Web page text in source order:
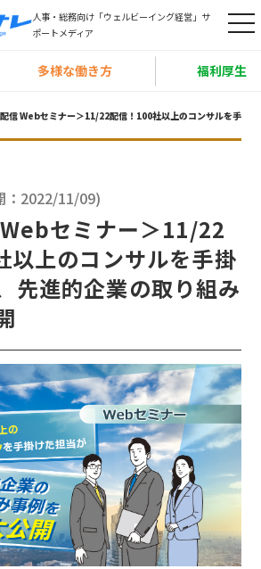
人事・総務向け「ウェルビーイング経営」サ
ポートメディア
t
g
l
i
o
n
多様な働き方 福利厚生
信 Webセミナー＞11/22配信！100社以上のコンサルを手掛
：2022/11/09)
セミナー＞11/22
以上のコンサルを手掛
先進的企業の取り組み